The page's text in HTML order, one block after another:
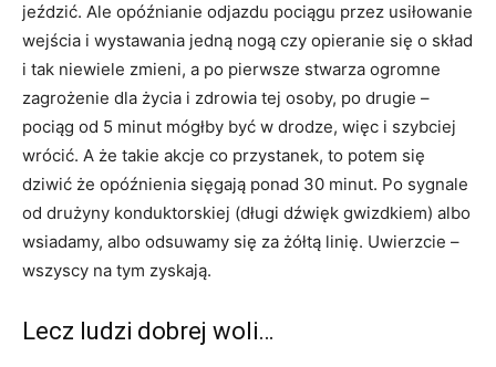
jeździć. Ale opóźnianie odjazdu pociągu przez usiłowanie
wejścia i wystawania jedną nogą czy opieranie się o skład
i tak niewiele zmieni, a po pierwsze stwarza ogromne
zagrożenie dla życia i zdrowia tej osoby, po drugie –
pociąg od 5 minut mógłby być w drodze, więc i szybciej
wrócić. A że takie akcje co przystanek, to potem się
dziwić że opóźnienia sięgają ponad 30 minut. Po sygnale
od drużyny konduktorskiej (długi dźwięk gwizdkiem) albo
wsiadamy, albo odsuwamy się za żółtą linię. Uwierzcie –
wszyscy na tym zyskają.
Lecz ludzi dobrej woli…